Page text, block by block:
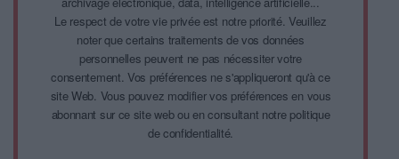
Le respect de votre vie privée est notre priorité. Veuillez
noter que certains traitements de vos données
personnelles peuvent ne pas nécessiter votre
consentement. Vos préférences ne s'appliqueront qu'à ce
site Web. Vous pouvez modifier vos préférences en vous
abonnant sur ce site web ou en consultant notre politique
de confidentialité.